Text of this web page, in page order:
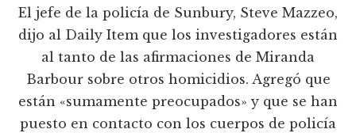
El jefe de la policía de Sunbury, Steve Mazzeo,
dijo al Daily Item que los investigadores están
al tanto de las afirmaciones de Miranda
Barbour sobre otros homicidios. Agregó que
están «sumamente preocupados» y que se han
puesto en contacto con los cuerpos de policía